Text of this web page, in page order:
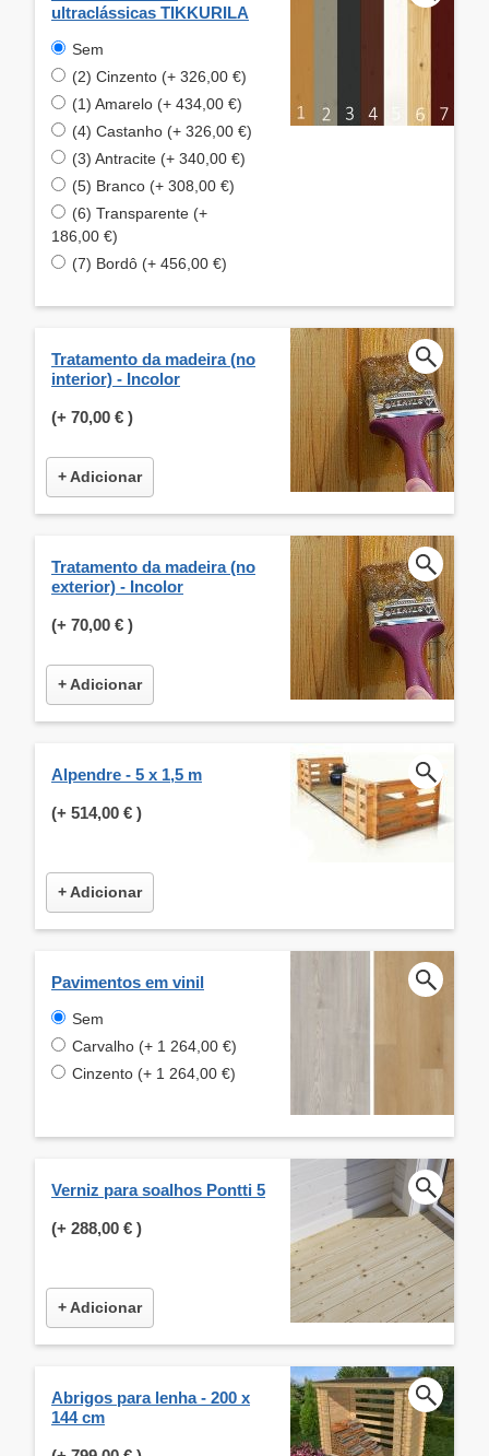
ultraclássicas TIKKURILA
Sem
(2) Cinzento (+ 326,00 €)
(1) Amarelo (+ 434,00 €)
(4) Castanho (+ 326,00 €)
(3) Antracite (+ 340,00 €)
(5) Branco (+ 308,00 €)
(6) Transparente (+
186,00 €)
(7) Bordô (+ 456,00 €)
Tratamento da madeira (no
interior) - Incolor
(+ 70,00 € )
+ Adicionar
Tratamento da madeira (no
exterior) - Incolor
(+ 70,00 € )
+ Adicionar
Alpendre - 5 x 1,5 m
(+ 514,00 € )
+ Adicionar
Pavimentos em vinil
Sem
Carvalho (+ 1 264,00 €)
Cinzento (+ 1 264,00 €)
Verniz para soalhos Pontti 5
(+ 288,00 € )
+ Adicionar
Abrigos para lenha - 200 x
144 cm